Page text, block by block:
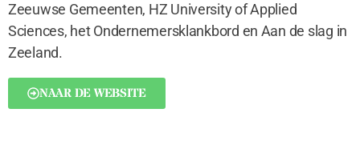
Zeeuwse Gemeenten, HZ University of Applied
Sciences, het Ondernemersklankbord en Aan de slag in
Zeeland.
NAAR DE WEBSITE